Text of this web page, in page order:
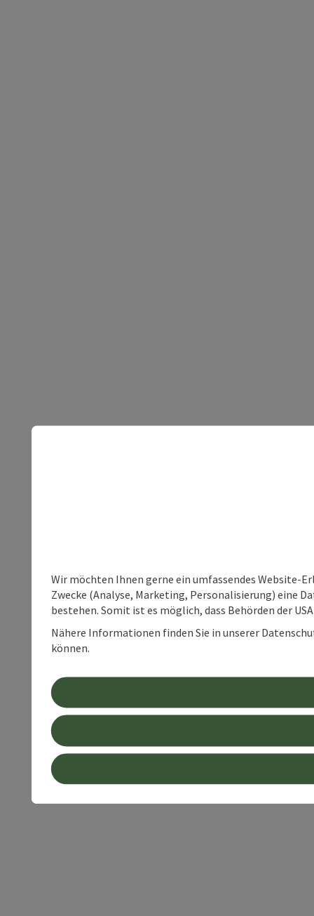
Wir möchten Ihnen gerne ein umfassendes Website-
Zwecke (Analyse, Marketing, Personalisierung) eine
bestehen. Somit ist es möglich, dass Behörden der
Nähere Informationen finden Sie in unserer
können.